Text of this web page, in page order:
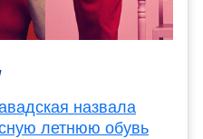
назвала
летнюю обувь